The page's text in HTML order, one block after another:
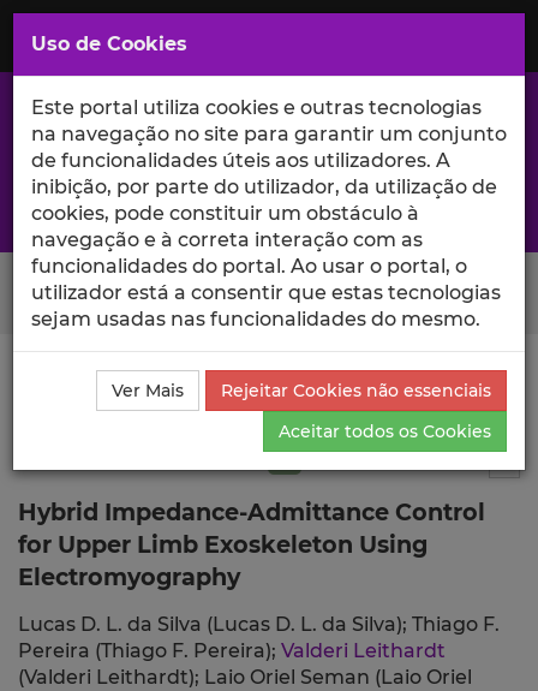
Saltar
para
Conteúdo
Principal
A excelência da investigação e ciência no Iscte
Search Button
Ciência_Iscte Publicações
Descrição Detalhada da
Publicação
Hybrid Impedance-Admittance Control
for Upper Limb Exoskeleton Using
Electromyography
Lucas D. L. da Silva (Lucas D. L. da Silva); Thiago F.
Pereira (Thiago F. Pereira); Valderi Leithardt
(Valderi Leithardt); Laio Oriel Seman (Laio Oriel
Uso de Cookies
Este portal utiliza cookies e outras tecnologias
na navegação no site para garantir um conjunto
de funcionalidades úteis aos utilizadores. A
inibição, por parte do utilizador, da utilização de
cookies, pode constituir um obstáculo à
navegação e à correta interação com as
funcionalidades do portal. Ao usar o portal, o
utilizador está a consentir que estas tecnologias
sejam usadas nas funcionalidades do mesmo.
Ver Mais
Rejeitar Cookies não essenciais
Aceitar todos os Cookies